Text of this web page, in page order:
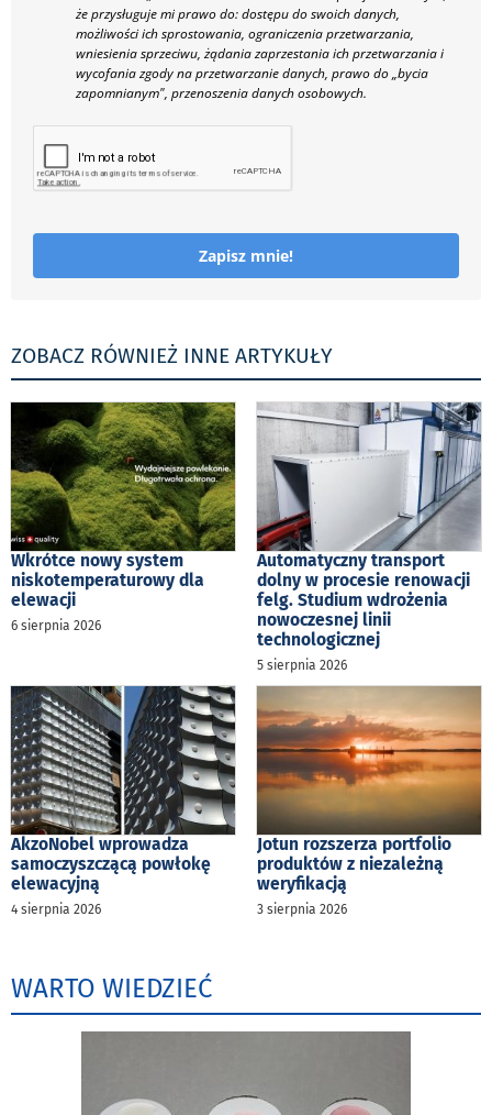
że przysługuje mi prawo do: dostępu do swoich danych,
możliwości ich sprostowania, ograniczenia przetwarzania,
wniesienia sprzeciwu, żądania zaprzestania ich przetwarzania i
wycofania zgody na przetwarzanie danych, prawo do „bycia
zapomnianym", przenoszenia danych osobowych.
Zapisz mnie!
ZOBACZ RÓWNIEŻ INNE ARTYKUŁY
Wkrótce nowy system
niskotemperaturowy dla
elewacji
6 sierpnia 2026
Automatyczny transport
dolny w procesie renowacji
felg. Studium wdrożenia
nowoczesnej linii
technologicznej
5 sierpnia 2026
AkzoNobel wprowadza
samoczyszczącą powłokę
elewacyjną
4 sierpnia 2026
Jotun rozszerza portfolio
produktów z niezależną
weryfikacją
3 sierpnia 2026
WARTO WIEDZIEĆ